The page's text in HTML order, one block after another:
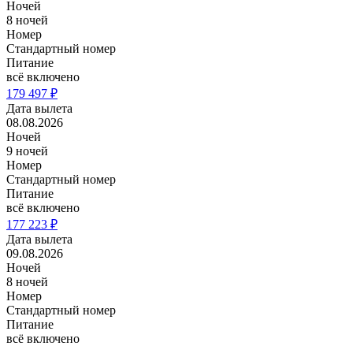
Ночей
8 ночей
Номер
Стандартный номер
Питание
всё включено
179 497 ₽
Дата вылета
08.08.2026
Ночей
9 ночей
Номер
Стандартный номер
Питание
всё включено
177 223 ₽
Дата вылета
09.08.2026
Ночей
8 ночей
Номер
Стандартный номер
Питание
всё включено